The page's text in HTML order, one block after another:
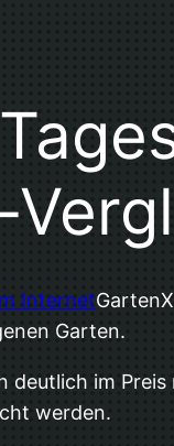
Garten.
deutlich im
werden.